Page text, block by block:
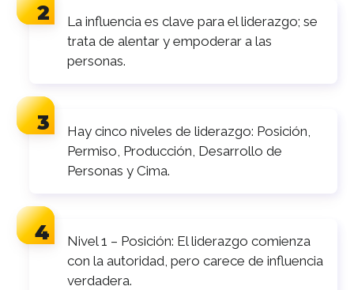
La influencia es clave para el liderazgo; se
trata de alentar y empoderar a las
personas.
Hay cinco niveles de liderazgo: Posición,
Permiso, Producción, Desarrollo de
Personas y Cima.
Nivel 1 – Posición: El liderazgo comienza
con la autoridad, pero carece de influencia
verdadera.